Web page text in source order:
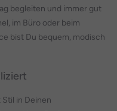
begleiten und immer gut
im Büro oder beim
bist Du bequem, modisch
in Deinen